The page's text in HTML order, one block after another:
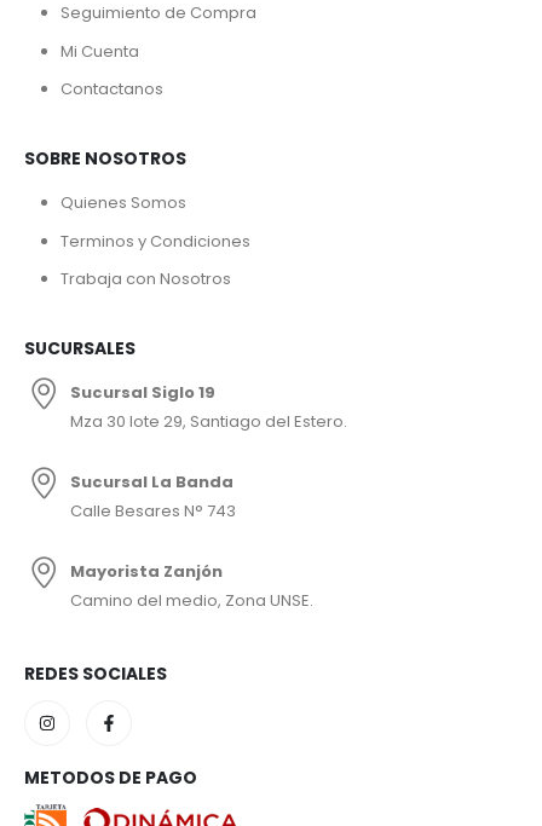
Seguimiento de Compra
Mi Cuenta
Contactanos
SOBRE NOSOTROS
Quienes Somos
Terminos y Condiciones
Trabaja con Nosotros
SUCURSALES
Sucursal Siglo 19
Mza 30 lote 29, Santiago del Estero.
Sucursal La Banda
Calle Besares N° 743
Mayorista Zanjón
Camino del medio, Zona UNSE.
REDES SOCIALES
METODOS DE PAGO